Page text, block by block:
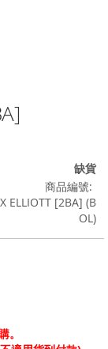
缺貨
商品編號
ELLIOTT [2BA] (B
OL)
。